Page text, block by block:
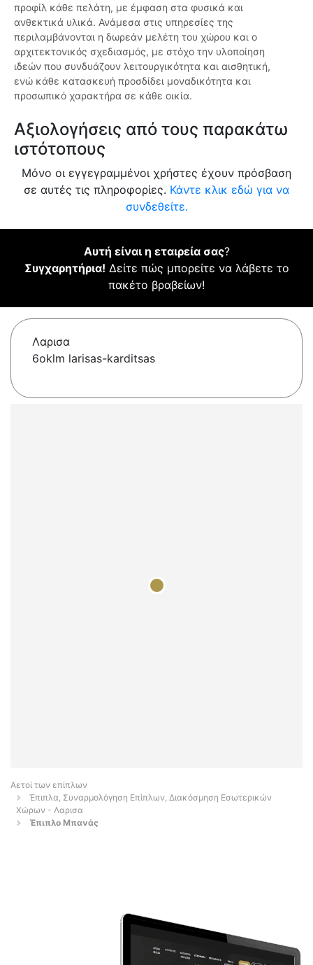
προφίλ κάθε πελάτη, με έμφαση στα φυσικά και
ανθεκτικά υλικά. Ανάμεσα στις υπηρεσίες της
περιλαμβάνονται η δωρεάν μελέτη του χώρου και ο
αρχιτεκτονικός σχεδιασμός, με στόχο την υλοποίηση
ιδεών που συνδυάζουν λειτουργικότητα και αισθητική,
ενώ κάθε κατασκευή προσδίδει μοναδικότητα και
προσωπικό χαρακτήρα σε κάθε οικία.
Αξιολογήσεις από τους παρακάτω
ιστότοπους
Μόνο οι εγγεγραμμένοι χρήστες έχουν πρόσβαση
σε αυτές τις πληροφορίες. Κάντε κλικ εδώ για να
συνδεθείτε.
Αυτή είναι η εταιρεία σας?
Συγχαρητήρια! Δείτε πώς μπορείτε να λάβετε το
πακέτο βραβείων!
Λαρισα
6oklm larisas-karditsas
Αετοί των επίπλων
Έπιπλα, Συναρμολόγηση Επίπλων, Διακόσμηση Εσωτερικών
Χώρων - Λαρισα
Έπιπλο Μπανάς